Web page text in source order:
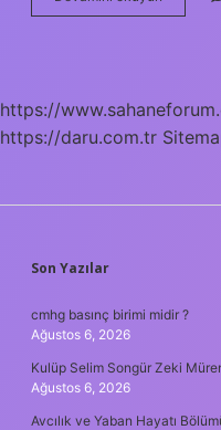
Ay
Mı
https://
https://daru.com.tr
SIDEBAR
Son Yazılar
cmhg basınç birimi midir ?
Ağustos 6, 2026
Kulüp Selim Songür Zeki
Ağustos 6, 2026
Avcılık ve Yaban Hayatı